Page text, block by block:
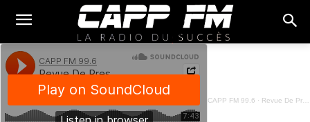
CAPP FM 99.6 · Revue De Presse Fon - 22 Août 2023